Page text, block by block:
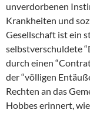
unverdorbenen
Krankheiten und
Gesellschaft ist ein
selbstverschuldete
durch einen
der “völligen
Rechten an das
Hobbes erinnert,